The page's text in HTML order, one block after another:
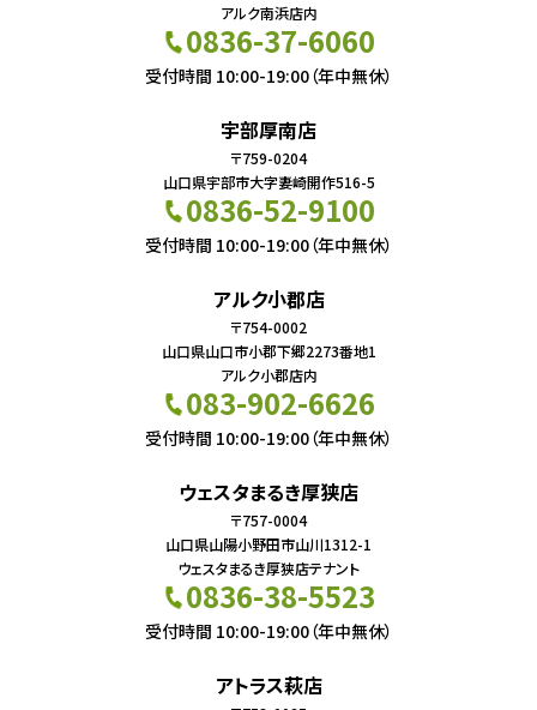
アルク南浜店内
0836-37-6060
受付時間 10:00-19:00（年中無休）
宇部厚南店
〒759-0204
山口県宇部市大字妻崎開作516-5
0836-52-9100
受付時間 10:00-19:00（年中無休）
アルク小郡店
〒754-0002
山口県山口市小郡下郷2273番地1
アルク小郡店内
083-902-6626
受付時間 10:00-19:00（年中無休）
ウェスタまるき厚狭店
〒757-0004
山口県山陽小野田市山川1312-1
ウェスタまるき厚狭店テナント
0836-38-5523
受付時間 10:00-19:00（年中無休）
アトラス萩店